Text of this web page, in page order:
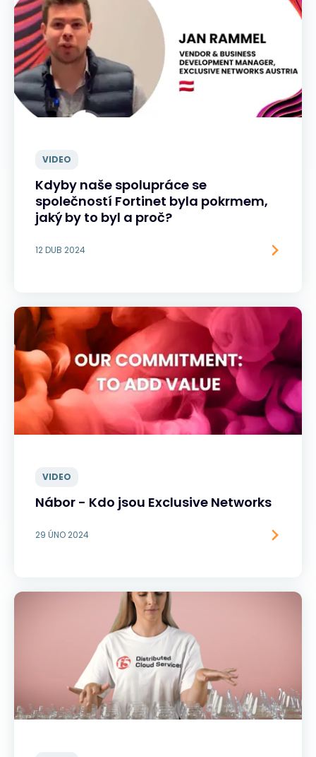
VIDEO
Kdyby naše spolupráce se
společností Fortinet byla pokrmem,
jaký by to byl a proč?
12 DUB 2024
VIDEO
Nábor - Kdo jsou Exclusive Networks
29 ÚNO 2024